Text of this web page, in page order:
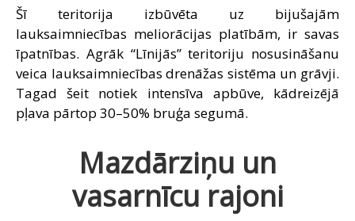
Šī teritorija izbūvēta uz bijušajām
lauksaimniecības meliorācijas platībām, ir savas
īpatnības. Agrāk “Līnijās” teritoriju nosusināšanu
veica lauksaimniecības drenāžas sistēma un grāvji.
Tagad šeit notiek intensīva apbūve, kādreizējā
pļava pārtop 30–50% bruģa segumā.
Mazdārziņu un
vasarnīcu rajoni